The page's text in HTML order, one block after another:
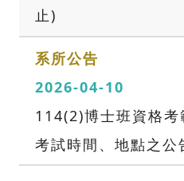
止)
系所公告
2026-04-10
114(2)博士班資格考
考試時間、地點之公